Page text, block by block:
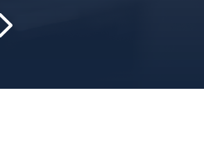
débat organisée par plusieurs